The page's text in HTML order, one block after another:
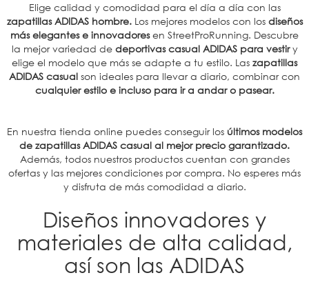
Elige calidad y comodidad para el día a día con las
zapatillas ADIDAS hombre.Los mejores modelos con los diseños
más elegantes e innovadoresen StreetProRunning. Descubre
la mejor variedad dedeportivas casual ADIDAS para vestiry
elige el modelo que más se adapte a tu estilo. Las zapatillas
ADIDAS casual son ideales para llevar a diario, combinar con
cualquier estilo e incluso para ir a andar o pasear.
En nuestra tienda online puedes conseguir los últimos modelos
de zapatillas ADIDAS casual al mejor precio garantizado.
Además, todos nuestros productos cuentan con grandes
ofertas y las mejores condiciones por compra. No esperes más
y disfruta de más comodidad a diario.
Diseños innovadores y
materiales de alta calidad,
así son las ADIDAS